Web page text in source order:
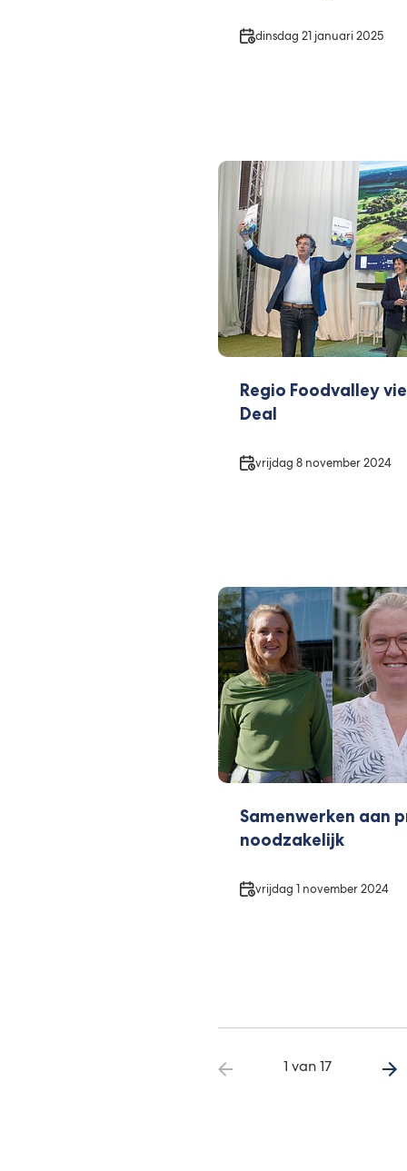
Datum
dinsdag 21 januari 2025
Regio Foodvalley
Deal
Datum
vrijdag 8 november 2024
Samenwerken aan
noodzakelijk
Datum
vrijdag 1 november 2024
1 van 17